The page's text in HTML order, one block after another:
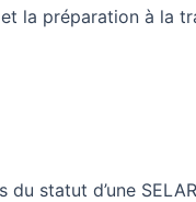
la préparation à la
statut d’une